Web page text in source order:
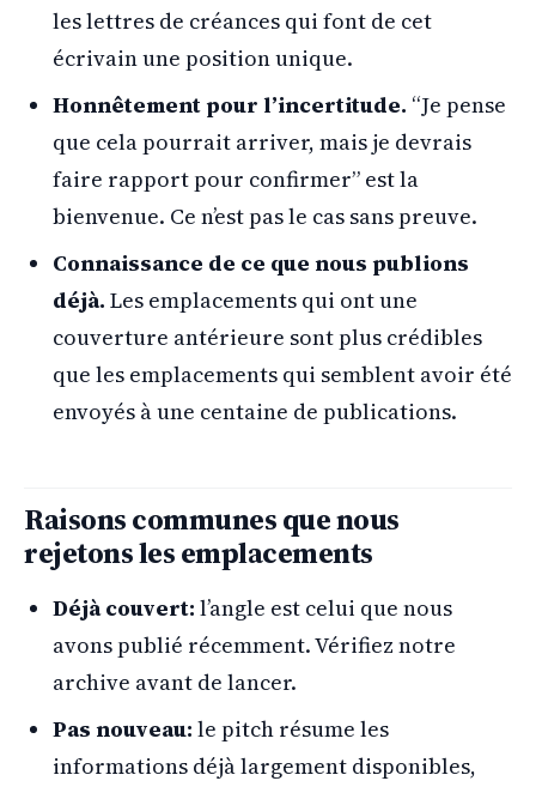
les lettres de créances qui font de cet
écrivain une position unique.
Honnêtement pour l’incertitude. “Je pense
que cela pourrait arriver, mais je devrais
faire rapport pour confirmer” est la
bienvenue. Ce n’est pas le cas sans preuve.
Connaissance de ce que nous publions
déjà. Les emplacements qui ont une
couverture antérieure sont plus crédibles
que les emplacements qui semblent avoir été
envoyés à une centaine de publications.
Raisons communes que nous
rejetons les emplacements
Déjà couvert: l’angle est celui que nous
avons publié récemment. Vérifiez notre
archive avant de lancer.
Pas nouveau: le pitch résume les
informations déjà largement disponibles,